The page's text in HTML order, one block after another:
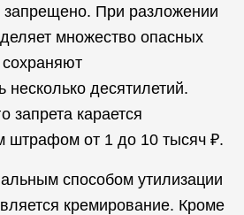
При разложении
множество опасных
несколько десятилетий.
запрета карается
штрафом от 1 до 10 тысяч ₽.
способом утилизации
кремирование. Кроме